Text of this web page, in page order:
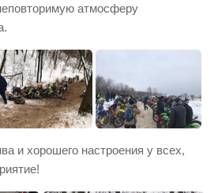
атмосферу
и хорошего настроения у всех,